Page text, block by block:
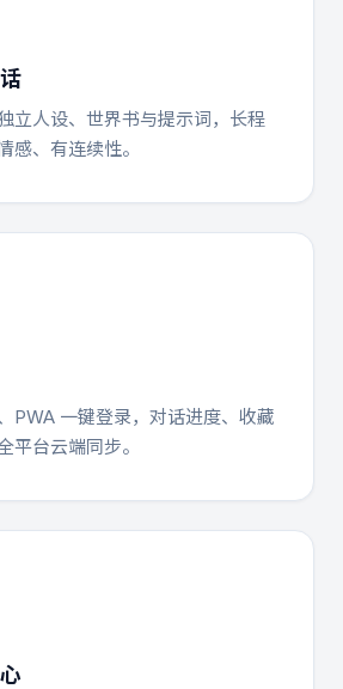
立人设、世界书与提示词，长程
感、有连续性。
PWA 一键登录，对话进度、收藏
平台云端同步。